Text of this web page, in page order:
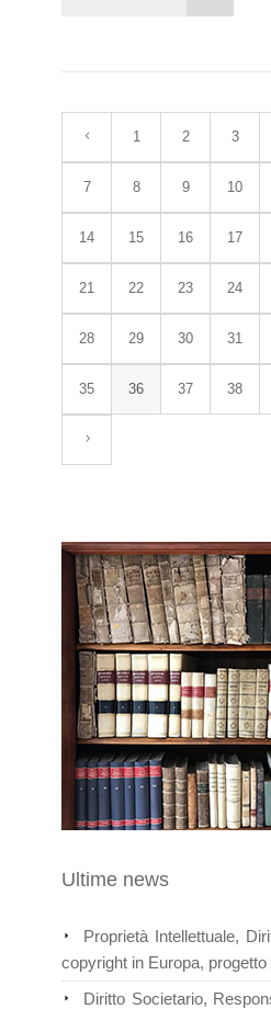
1 2 3
7 8 9 10
14 15 16 17
21 22 23 24
28 29 30 31
35 36 37 38
Ultime news
Proprietà Intellettuale,
copyright in Europa,
Diritto Societario,